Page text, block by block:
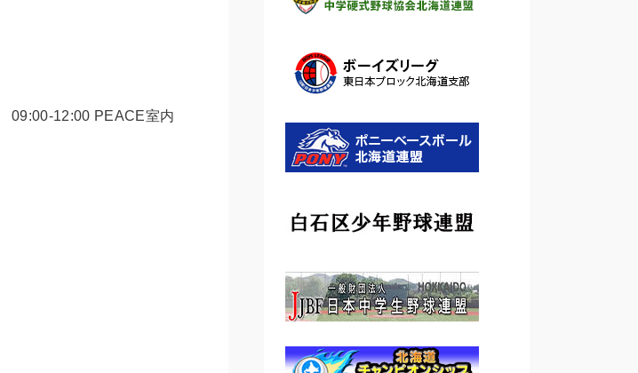
09:00-12:00 PEACE室内